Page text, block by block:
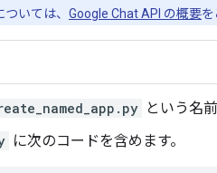
いては、 Google Chat API の概要
という名
に次のコードを含めます。